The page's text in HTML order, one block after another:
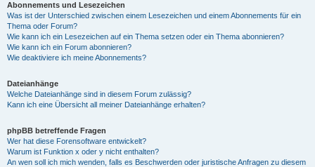
Abonnements und Lesezeichen
Was ist der Unterschied zwischen einem Lesezeichen und einem Abonnements für ein
Thema oder Forum?
Wie kann ich ein Lesezeichen auf ein Thema setzen oder ein Thema abonnieren?
Wie kann ich ein Forum abonnieren?
Wie deaktiviere ich meine Abonnements?
Dateianhänge
Welche Dateianhänge sind in diesem Forum zulässig?
Kann ich eine Übersicht all meiner Dateianhänge erhalten?
phpBB betreffende Fragen
Wer hat diese Forensoftware entwickelt?
Warum ist Funktion x oder y nicht enthalten?
An wen soll ich mich wenden, falls es Beschwerden oder juristische Anfragen zu diesem